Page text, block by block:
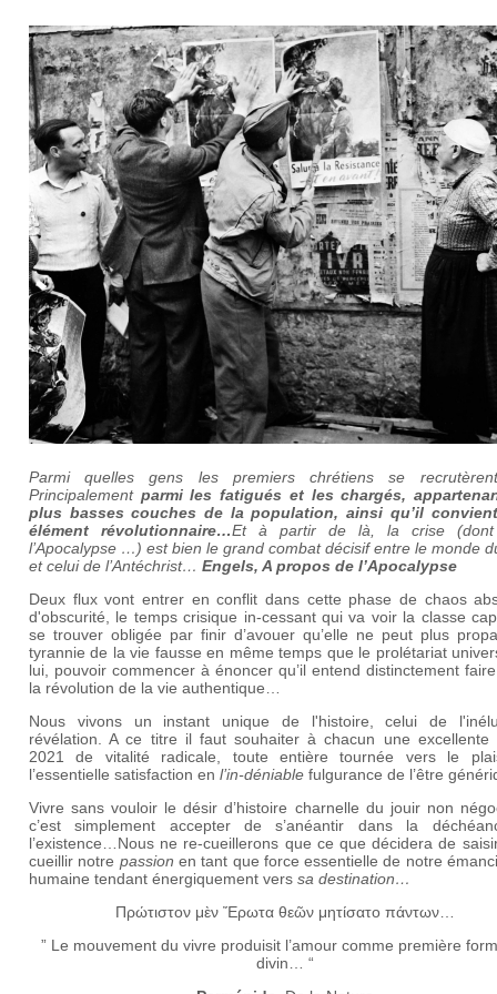
Parmi quelles gens les premiers chrétiens se
Principalement parmi les fatigués et les chargés,
plus basses couches de la population, ainsi qu’il
élément révolutionnaire…Et à partir de là, la crise (dont
l’Apocalypse …) est bien le grand combat décisif entre le monde
et celui de l’Antéchrist… Engels, A propos de l’Apocalypse
Deux flux vont entrer en conflit dans cette phase de chaos
d'obscurité, le temps crisique in-cessant qui va voir la classe
se trouver obligée par finir d’avouer qu’elle ne peut plus
tyrannie de la vie fausse en même temps que le prolétariat
lui, pouvoir commencer à énoncer qu’il entend distinctement
la révolution de la vie authentique…
Nous vivons un instant unique de l'histoire, celui de
révélation. A ce titre il faut souhaiter à chacun une excellente
2021 de vitalité radicale, toute entière tournée vers le
l’essentielle satisfaction en l’in-déniable fulgurance de l’être
Vivre sans vouloir le désir d’histoire charnelle du jouir non
c’est simplement accepter de s’anéantir dans la
l’existence…Nous ne re-cueillerons que ce que décidera de
cueillir notre passion en tant que force essentielle de notre
humaine tendant énergiquement vers sa destination…
Πρώτιστον μὲν Ἔρωτα θεῶν μητίσατο πάντων…
” Le mouvement du vivre produisit l’amour comme première
divin… “